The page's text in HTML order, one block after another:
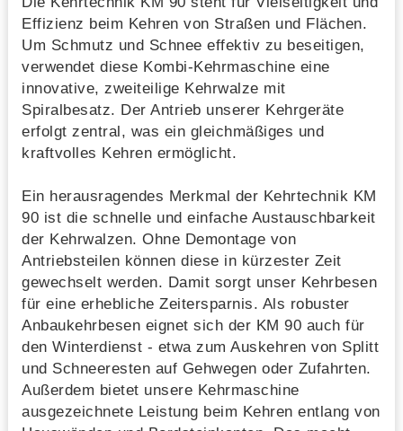
Effizienz beim Kehren von Straßen und Flächen.
Um Schmutz und Schnee effektiv zu beseitigen,
verwendet diese Kombi-Kehrmaschine eine
innovative, zweiteilige Kehrwalze mit
Spiralbesatz. Der Antrieb unserer Kehrgeräte
erfolgt zentral, was ein gleichmäßiges und
kraftvolles Kehren ermöglicht.
Ein herausragendes Merkmal der Kehrtechnik KM
90 ist die schnelle und einfache Austauschbarkeit
der Kehrwalzen. Ohne Demontage von
Antriebsteilen können diese in kürzester Zeit
gewechselt werden. Damit sorgt unser Kehrbesen
für eine erhebliche Zeitersparnis. Als robuster
Anbaukehrbesen eignet sich der KM 90 auch für
den Winterdienst - etwa zum Auskehren von Splitt
und Schneeresten auf Gehwegen oder Zufahrten.
Außerdem bietet unsere Kehrmaschine
ausgezeichnete Leistung beim Kehren entlang von